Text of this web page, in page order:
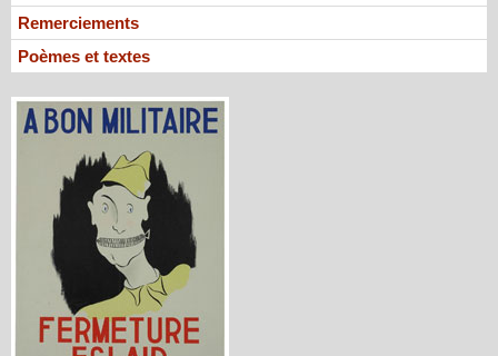
Remerciements
Poèmes et textes